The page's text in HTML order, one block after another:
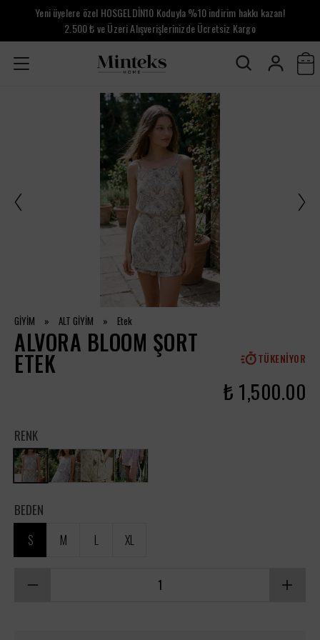
Yeni üyelere özel HOSGELDİN10 Koduyla %10 indirim hakkı kazan!
2.500 ₺ ve Üzeri Alışverişlerinizde Ücretsiz Kargo
GİYİM » ALT GİYİM » Etek
ALVORA BLOOM ŞORT
ETEK TÜKENIYOR
₺ 1,500.00
RENK
BEDEN
S M L XL